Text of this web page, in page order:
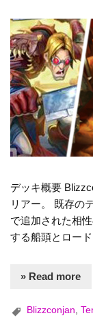
デッキ概要
リアー。 既存の
で追加された相
する船頭とロー
» Read more
Blizzconjan,